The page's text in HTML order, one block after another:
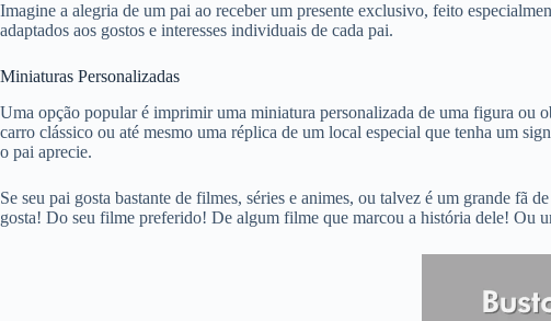
Imagine a alegria de um pai ao receber um presente exclusivo, feito
adaptados aos gostos e interesses individuais de cada pai.
Miniaturas Personalizadas
Uma opção popular é imprimir uma miniatura personalizada de uma figura ou
carro clássico ou até mesmo uma réplica de um local especial que tenha um
o pai aprecie.
Se seu pai gosta bastante de filmes, séries e animes, ou talvez é um grande fã
gosta! Do seu filme preferido! De algum filme que marcou a história dele! Ou